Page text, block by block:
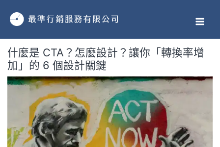
什麼是 CTA？怎麼設計？讓你「轉換率增
加」的 6 個設計關鍵